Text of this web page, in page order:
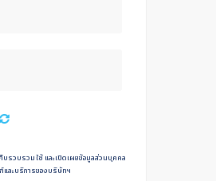
รวบรวม ใช้ และเปิดเผยข้อมูลส่วนบุคคล
และบริการของบริษัทฯ